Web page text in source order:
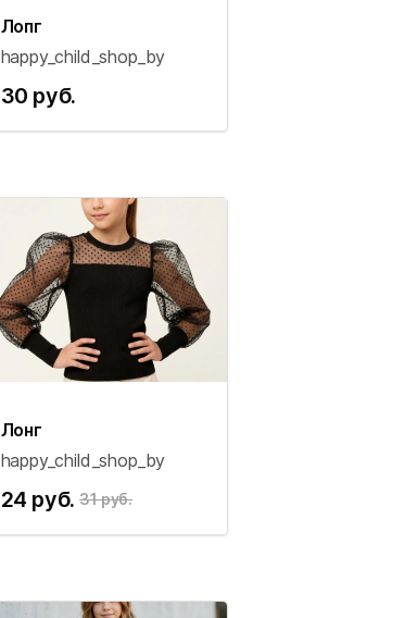
Лопг
happy_child_shop_by
30 руб.
Лонг
happy_child_shop_by
24 руб. 31 руб.